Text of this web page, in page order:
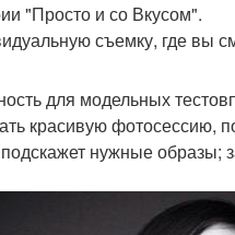
"Просто и со Вкусом".
съемку, где вы
для модельных
красивую фотосессию,
нужные образы;